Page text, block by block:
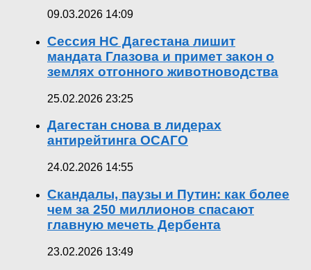
09.03.2026 14:09
Сессия НС Дагестана лишит
мандата Глазова и примет закон о
землях отгонного животноводства
25.02.2026 23:25
Дагестан снова в лидерах
антирейтинга ОСАГО
24.02.2026 14:55
Скандалы, паузы и Путин: как более
чем за 250 миллионов спасают
главную мечеть Дербента
23.02.2026 13:49